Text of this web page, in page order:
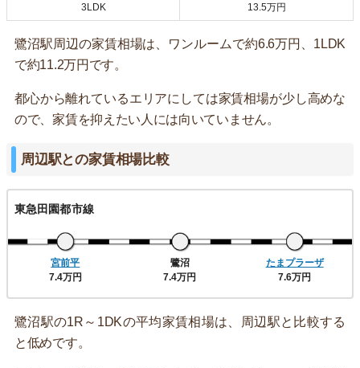
3LDK 13.5万円
鷺沼駅周辺の家賃相場は、ワンルームで約6.6万円、1LDK
で約11.2万円です。
都心から離れているエリアにしては家賃相場が少し高めな
ので、家賃を抑えたい人には向いていません。
周辺駅との家賃相場比較
東急田園都市線
宮前平
7.4万円
鷺沼
7.4万円
たまプラーザ
7.6万円
鷺沼駅の1R～1DKの平均家賃相場は、周辺駅と比較する
と低めです。